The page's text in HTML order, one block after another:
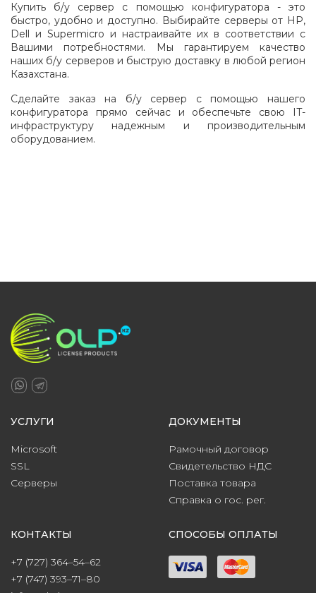
Купить б/у сервер с помощью конфигуратора - это
быстро, удобно и доступно. Выбирайте серверы от HP,
Dell и Supermicro и настраивайте их в соответствии с
Вашими потребностями. Мы гарантируем качество
наших б/у серверов и быструю доставку в любой регион
Казахстана.
Сделайте заказ на б/у сервер с помощью нашего
конфигуратора прямо сейчас и обеспечьте свою IT-
инфраструктуру надежным и производительным
оборудованием.
УСЛУГИ
Microsoft
SSL
Серверы
ДОКУМЕНТЫ
Рамочный договор
Свидетельство НДС
Поставка товара
Справка о гос. рег.
КОНТАКТЫ
+7 (727) 364–54–62
+7 (747) 393–71–80
СПОСОБЫ ОПЛАТЫ